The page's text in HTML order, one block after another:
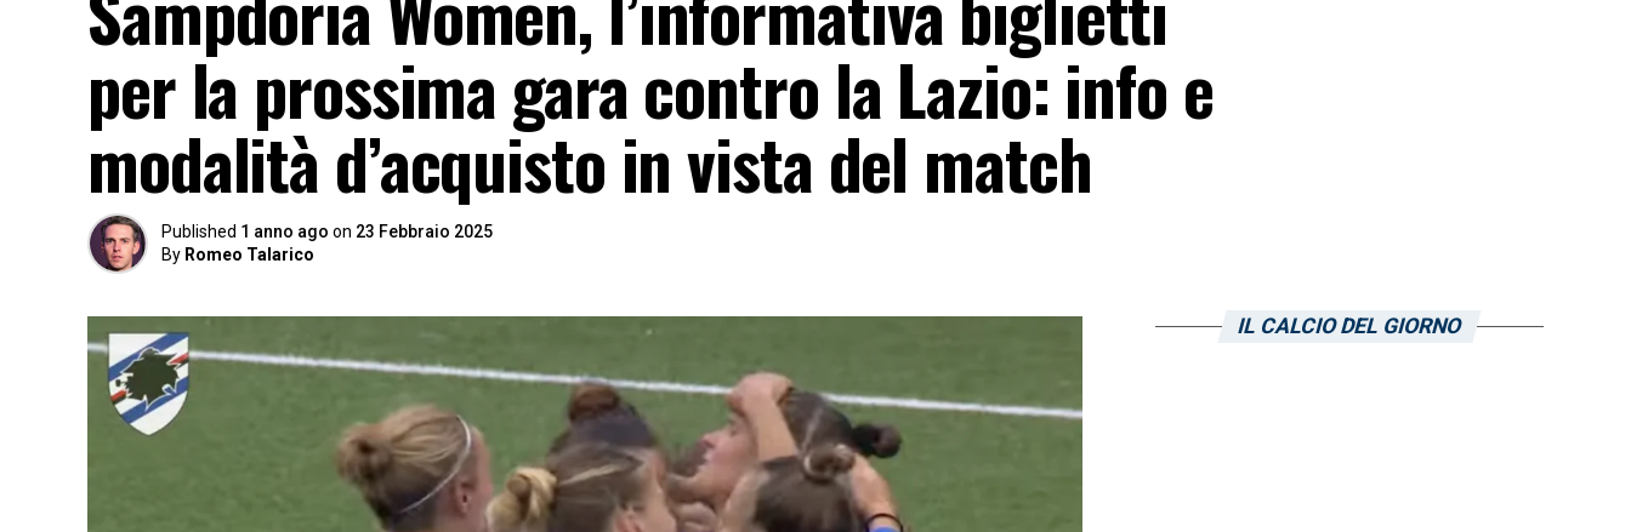
per la prossima gara contro la Lazio: info e
modalità d’acquisto in vista del match
Published 1 anno ago on 23 Febbraio 2025
By Romeo Talarico
IL CALCIO DEL GIORNO